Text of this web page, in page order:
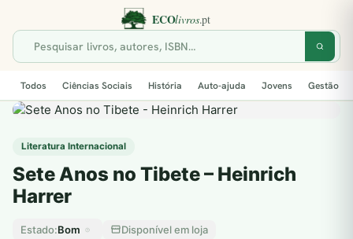
Todos Ciências Sociais História Auto-ajuda Jovens Gestão
Literatura Internacional
Sete Anos no Tibete – Heinrich
Harrer
Estado:Bom Disponível em loja